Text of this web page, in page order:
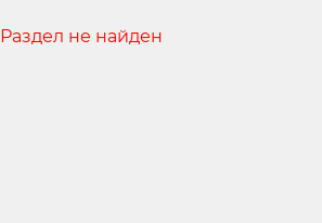
Раздел не найден